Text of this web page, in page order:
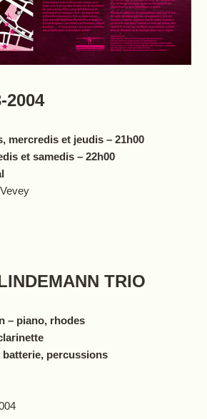
2004
mercredis et jeudis – 21h00
et samedis – 22h00
TRIO
– piano, rhodes
batterie, percussions